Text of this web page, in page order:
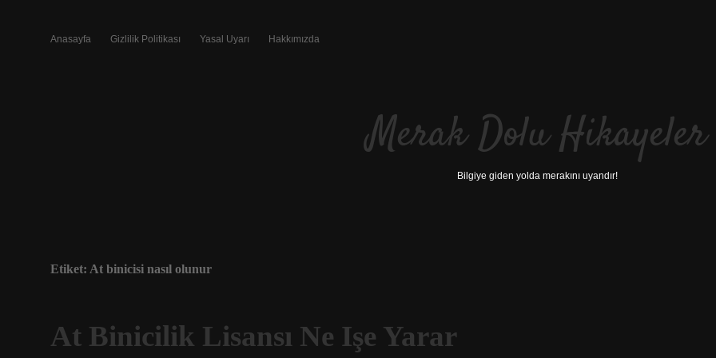
Anasayfa Gizlilik Politikası Yasal Uyarı Hakkımızda
Merak Dolu Hikayeler
Bilgiye giden yolda merakını uyandır!
Etiket: At binicisi nasıl olunur
At Binicilik Lisansı Ne Işe Yarar